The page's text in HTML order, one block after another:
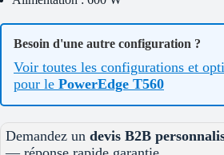
Besoin d'une autre configuration ?
Voir toutes les configurations et
pour le PowerEdge T560
Demandez un devis B2B